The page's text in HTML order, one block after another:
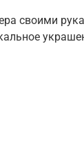
своими